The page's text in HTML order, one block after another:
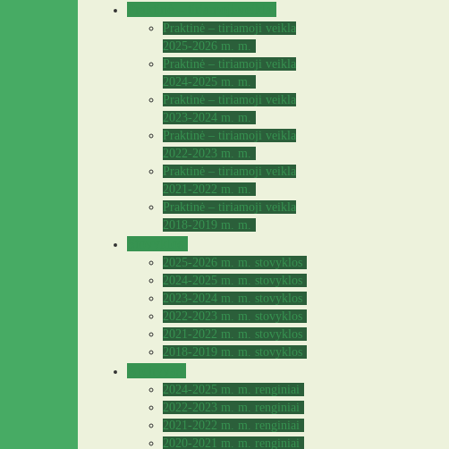
Praktinė – tiriamoji veikla
2025-2026 m. m.
Praktinė – tiriamoji veikla
2024-2025 m. m.
Praktinė – tiriamoji veikla
2023-2024 m. m.
Praktinė – tiriamoji veikla
2022-2023 m. m.
Praktinė – tiriamoji veikla
2021-2022 m. m.
Praktinė – tiriamoji veikla
2018-2019 m. m.
2025-2026 m. m. stovyklos
2024-2025 m. m. stovyklos
2023-2024 m. m. stovyklos
2022-2023 m. m. stovyklos
2021-2022 m. m. stovyklos
2018-2019 m. m. stovyklos
2024-2025 m. m. renginiai
2022-2023 m. m. renginiai
2021-2022 m. m. renginiai
2020-2021 m. m. renginiai